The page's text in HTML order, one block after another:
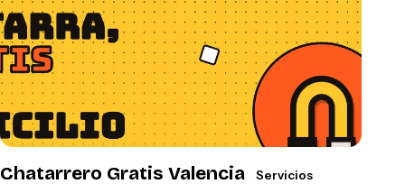
Chatarrero Gratis Valencia Servicios